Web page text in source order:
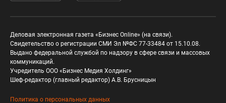
Деловая электронная газета «Бизнес Online» (на связи).
Свидетельство о регистрации СМИ Эл №ФС 77-33484 от 15.10.08.
Выдано федеральной службой по надзору в сфере связи и массовых
коммуникаций.
Учредитель ООО «Бизнес Медия Холдинг»
Шеф-редактор (главный редактор) А.В. Брусницын
Политика о персональных данных